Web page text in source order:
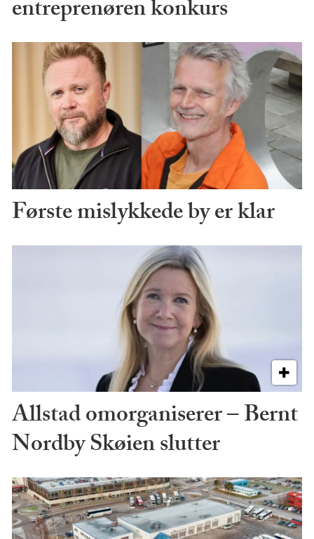
entreprenøren konkurs
Første mislykkede by er klar
Allstad omorganiserer – Bernt
Nordby Skøien slutter